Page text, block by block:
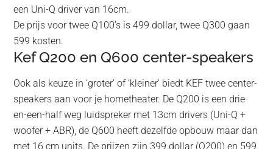
een Uni-Q driver van 16cm.
De prijs voor twee Q100’s is 499 dollar, twee Q300 gaan
599 kosten.
Kef Q200 en Q600 center-speakers
Ook als keuze in ‘groter’ of ‘kleiner’ biedt KEF twee center-
speakers aan voor je hometheater. De Q200 is een drie-
en-een-half weg luidspreker met 13cm drivers (Uni-Q +
woofer + ABR), de Q600 heeft dezelfde opbouw maar dan
met 16 cm units. De prijzen zijn 399 dollar (Q200) en 599